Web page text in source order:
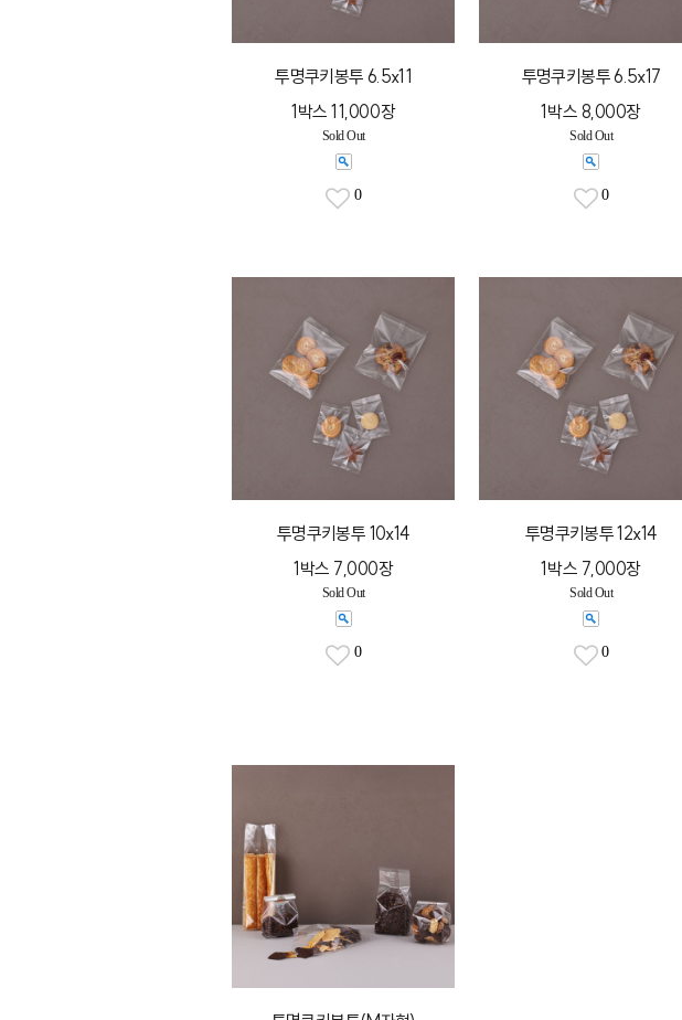
투명쿠키봉투 6.5x11
1박스 11,000장
Sold Out
0
투명쿠키봉투 6.5x17
1박스 8,000장
Sold Out
0
투명쿠키봉투 10x14
1박스 7,000장
Sold Out
0
투명쿠키봉투 12x14
1박스 7,000장
Sold Out
0